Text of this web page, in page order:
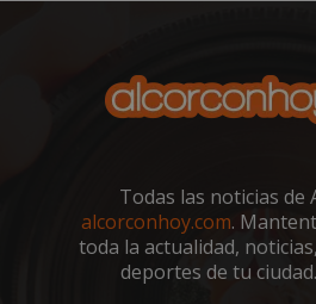
Todas las noticias de
alcorconhoy.com.
toda la actualidad,
deportes de tu
preferencias